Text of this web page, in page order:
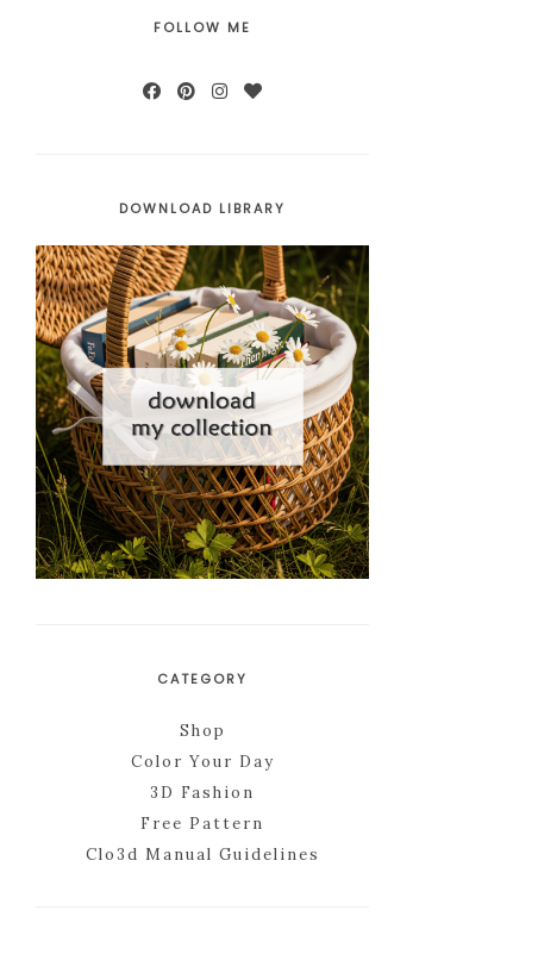
FOLLOW ME
DOWNLOAD LIBRARY
CATEGORY
Shop
Color Your Day
3D Fashion
Free Pattern
Clo3d Manual Guidelines